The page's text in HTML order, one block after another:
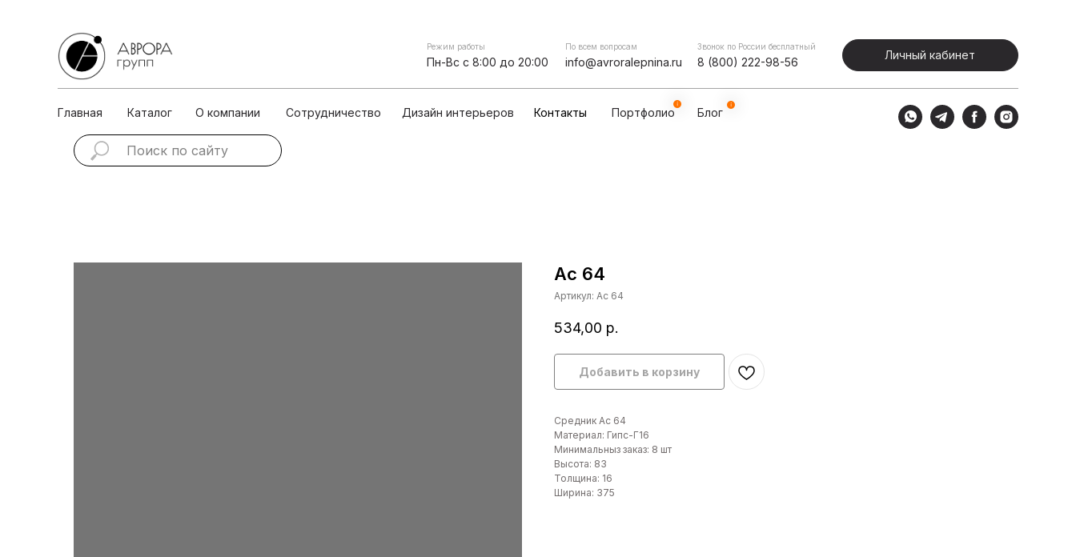
Режим работы
Пн-Вс с 8:00 до 20:00
По всем вопросам
info@avroralepnina.ru
Главная
Звонок по России бесплатный
8 (800) 222-98-56
Каталог О компании Сотрудничество Дизайн интерьеров Портфолио Блог
Личный кабинет
Контакты
Личный кабинет
Ас 64
Артикул: Ас 64
534,00 р.
Добавить в корзину
Средник Ас 64
Материал: Гипс-Г16
Минимальныз заказ: 8 шт
Высота: 83
Толщина: 16
Ширина: 375